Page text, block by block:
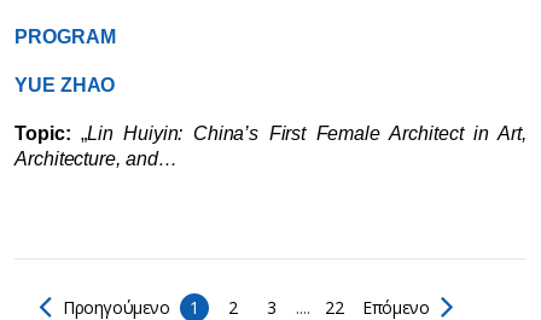
PROGRAM
YUE ZHAO
Topic: „Lin Huiyin: China’s First Female Architect in Art,
Architecture, and…
Προηγούμενο 1 2 3 .... 22 Επόμενο